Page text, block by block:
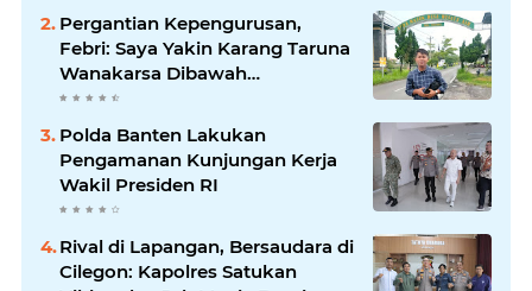
Pergantian Kepengurusan,
Febri: Saya Yakin Karang Taruna
Wanakarsa Dibawah
Kepemimpinan Bung Entus
Jauh Membawa Manfaat
Polda Banten Lakukan
Pengamanan Kunjungan Kerja
Wakil Presiden RI
Rival di Lapangan, Bersaudara di
Cilegon: Kapolres Satukan